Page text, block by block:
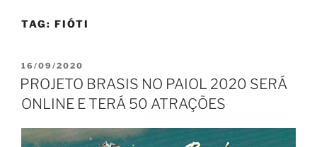
TAG: FIÓTI
PUBLICADO
EM
16/09/2020
PROJETO BRASIS NO PAIOL 2020 SERÁ
ONLINE E TERÁ 50 ATRAÇÕES